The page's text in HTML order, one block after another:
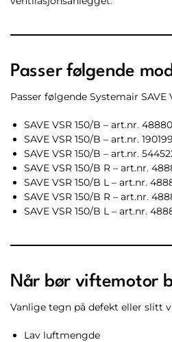
Passer følgende
Passer følgende Systemair SAVE
SAVE VSR 150/B – art.nr.
SAVE VSR 150/B – art.nr. 190199
SAVE VSR 150/B – art.nr.
SAVE VSR 150/B R – art.nr.
SAVE VSR 150/B L – art.nr.
SAVE VSR 150/B R – art.nr.
SAVE VSR 150/B L – art.nr.
Når bør viftemotor
Vanlige tegn på defekt eller slitt
Lav luftmengde